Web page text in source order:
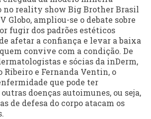
no reality show Big Brother Brasil
Globo, ampliou-se o debate sobre
fugir dos padrões estéticos
afetar a confiança e levar a baixa
convive com a condição. De
e sócias da inDerm,
Ribeiro e Fernanda Ventin, o
que pode ter
doenças autoimunes, ou seja,
de defesa do corpo atacam os